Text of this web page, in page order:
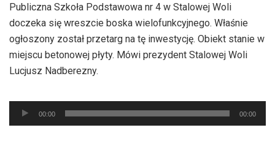
Publiczna Szkoła Podstawowa nr 4 w Stalowej Woli
doczeka się wreszcie boska wielofunkcyjnego. Właśnie
ogłoszony został przetarg na tę inwestycję. Obiekt stanie w
miejscu betonowej płyty. Mówi prezydent Stalowej Woli
Lucjusz Nadberezny.
Odtwarzacz
plików
00:00 00:00